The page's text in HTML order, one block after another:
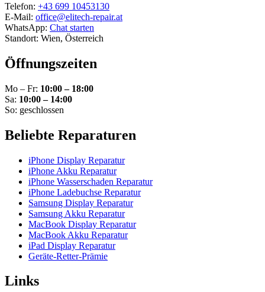
Telefon: +43 699 10453130
E-Mail: office@elitech-repair.at
WhatsApp: Chat starten
Standort: Wien, Österreich
Öffnungszeiten
Mo – Fr: 10:00 – 18:00
Sa: 10:00 – 14:00
So: geschlossen
Beliebte Reparaturen
iPhone Display Reparatur
iPhone Akku Reparatur
iPhone Wasserschaden Reparatur
iPhone Ladebuchse Reparatur
Samsung Display Reparatur
Samsung Akku Reparatur
MacBook Display Reparatur
MacBook Akku Reparatur
iPad Display Reparatur
Geräte-Retter-Prämie
Links